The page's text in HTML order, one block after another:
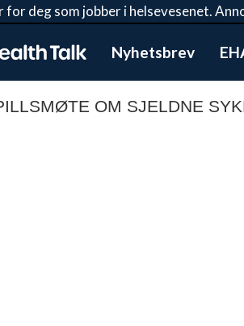
for deg som jobber i helsevesenet.
Nyhetsbrev
OM SJELDNE